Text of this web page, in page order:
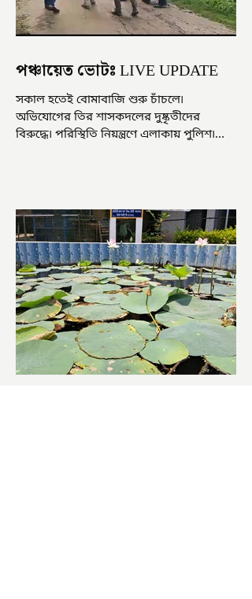
পঞ্চায়েত ভোটঃ LIVE UPDATE
সকাল হতেই বোমাবাজি শুরু চাঁচলে৷
অভিযোগের তির শাসকদলের দুষ্কৃতীদের
বিরুদ্ধে৷ পরিস্থিতি নিয়ন্ত্রণে এলাকায় পুলিশ৷